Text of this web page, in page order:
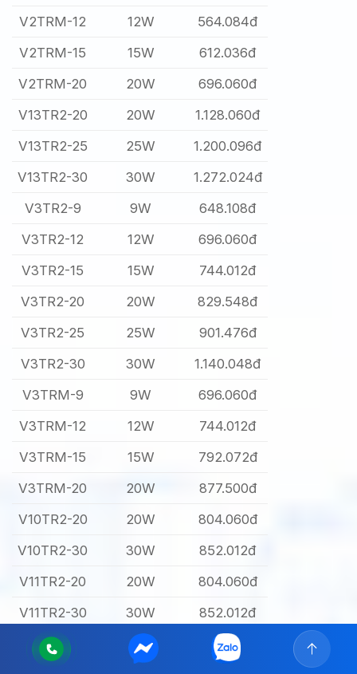
V2TRM-12
12W
564.084đ
V2TRM-15
15W
612.036đ
V2TRM-20
20W
696.060đ
V13TR2-20
20W
1.128.060đ
V13TR2-25
25W
1.200.096đ
V13TR2-30
30W
1.272.024đ
V3TR2-9
9W
648.108đ
V3TR2-12
12W
696.060đ
V3TR2-15
15W
744.012đ
V3TR2-20
20W
829.548đ
V3TR2-25
25W
901.476đ
V3TR2-30
30W
1.140.048đ
V3TRM-9
9W
696.060đ
V3TRM-12
12W
744.012đ
V3TRM-15
15W
792.072đ
V3TRM-20
20W
877.500đ
V10TR2-20
20W
804.060đ
V10TR2-30
30W
852.012đ
V11TR2-20
20W
804.060đ
V11TR2-30
30W
852.012đ
V8TR2-25
25W
780.084đ